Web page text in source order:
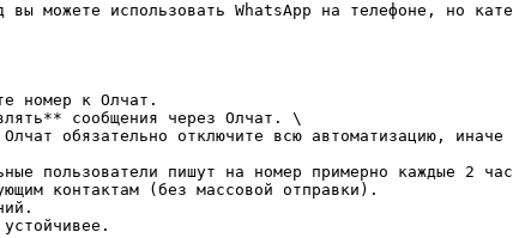
можете использовать WhatsApp на телефоне, но
номер к Олчат.
сообщения через Олчат. \
пользователи пишут на номер примерно каждые 2
контактам (без массовой отправки).